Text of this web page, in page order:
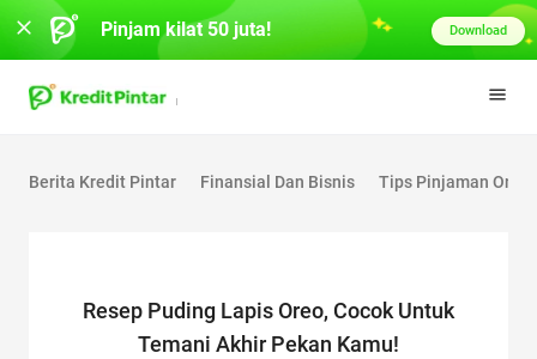
Berita Kredit Pintar Finansial Dan Bisnis Tips Pinjaman
Resep Puding Lapis Oreo, Cocok Untuk
Temani Akhir Pekan Kamu!
Pinjam kilat 50 juta! Download